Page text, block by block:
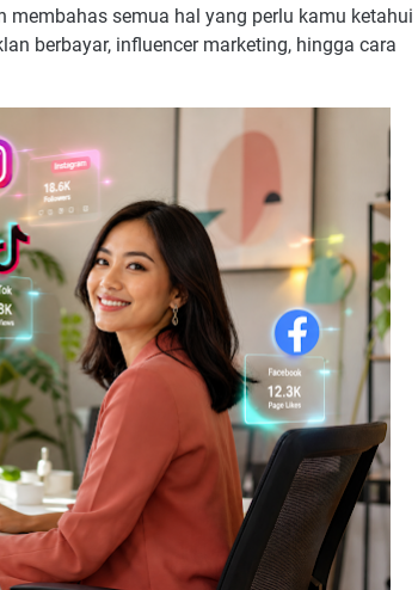
semua hal yang perlu kamu ketahui
berbayar, influencer marketing, hingga cara